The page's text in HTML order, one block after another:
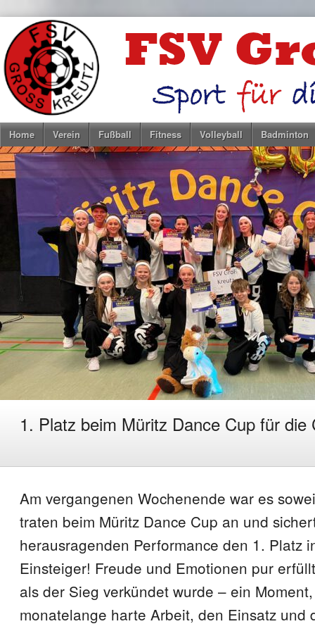
Home Verein Fußball Fitness Volleyball Badminton
1. Platz beim Müritz Dance Cup für die
Am vergangenen Wochenende war es
traten beim Müritz Dance Cup an und
herausragenden Performance den 1. Platz
Einsteiger! Freude und Emotionen pur
als der Sieg verkündet wurde – ein
monatelange harte Arbeit, den Einsatz und